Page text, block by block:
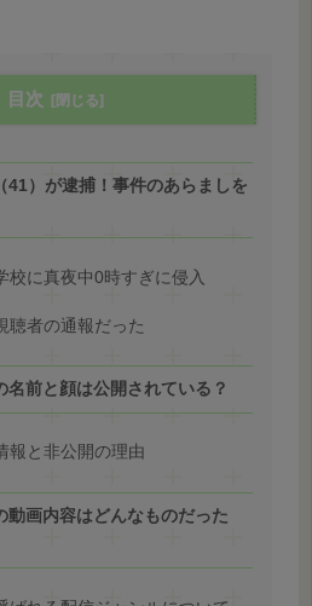
目次
41）が逮捕！事件のあらましを
校に真夜中0時すぎに侵入
聴者の通報だった
名前と顔は公開されている？
報と非公開の理由
動画内容はどんなものだった